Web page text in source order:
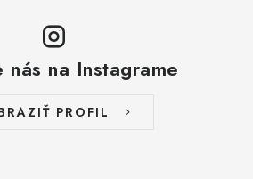
nás na Instagrame
PROFIL